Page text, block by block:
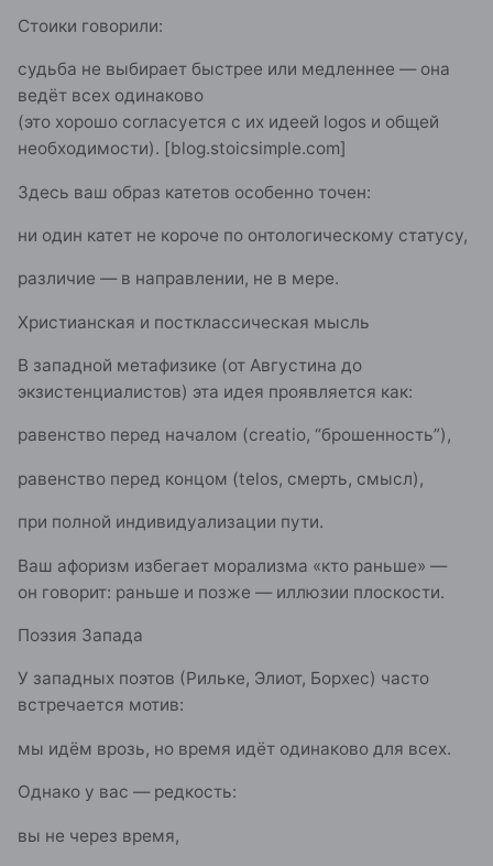
Стоики говорили:
судьба не выбирает быстрее или медленнее — она
ведёт всех одинаково
(это хорошо согласуется с их идеей logos и общей
необходимости). [blog.stoicsimple.com]
Здесь ваш образ катетов особенно точен:
ни один катет не короче по онтологическому статусу,
различие — в направлении, не в мере.
Христианская и постклассическая мысль
В западной метафизике (от Августина до
экзистенциалистов) эта идея проявляется как:
равенство перед началом (creatio, “брошенность”),
равенство перед концом (telos, смерть, смысл),
при полной индивидуализации пути.
Ваш афоризм избегает морализма «кто раньше» —
он говорит: раньше и позже — иллюзии плоскости.
Поэзия Запада
У западных поэтов (Рильке, Элиот, Борхес) часто
встречается мотив:
мы идём врозь, но время идёт одинаково для всех.
Однако у вас — редкость:
вы не через время,